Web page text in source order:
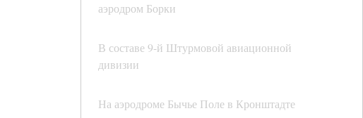
аэродром Борки
В составе 9-й Штурмовой авиационной
дивизии
На аэродроме Бычье Поле в Кронштадте